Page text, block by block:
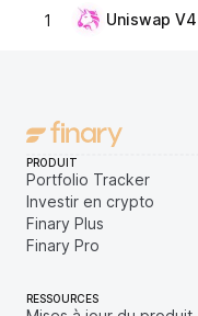
1 Uniswap
PRODUIT
Portfolio Tracker
Investir en crypto
Finary Plus
Finary Pro
RESSOURCES